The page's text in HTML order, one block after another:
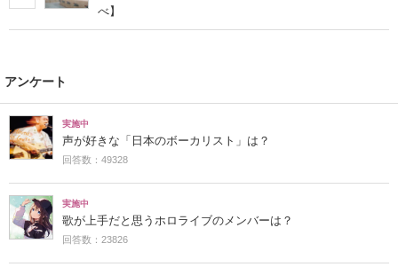
べ】
アンケート
実施中
声が好きな「日本のボーカリスト」は？
回答数：49328
実施中
歌が上手だと思うホロライブのメンバーは？
回答数：23826